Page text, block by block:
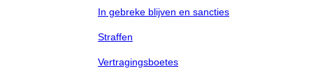
In gebreke blijven en sancties
Straffen
Vertragingsboetes